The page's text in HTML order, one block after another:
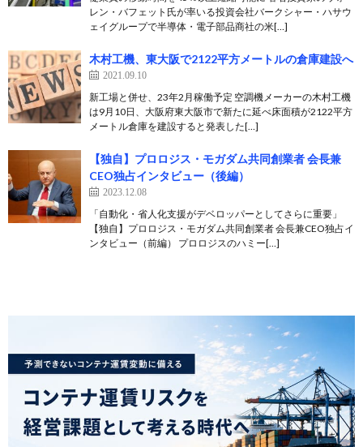
レン・バフェット氏が率いる投資会社バークシャー・ハサウ
ェイグループで半導体・電子部品商社の米[…]
木村工機、東大阪で2122平方メートルの倉庫建設へ
2021.09.10
新工場と併せ、23年2月稼働予定 空調機メーカーの木村工機
は9月10日、大阪府東大阪市で新たに延べ床面積が2122平方
メートル倉庫を建設すると発表した[…]
【独自】プロロジス・モガダム共同創業者 会長兼
CEO独占インタビュー（後編）
2023.12.08
「自動化・省人化支援がデベロッパーとしてさらに重要」
【独自】プロロジス・モガダム共同創業者 会長兼CEO独占イ
ンタビュー（前編） プロロジスのハミー[…]